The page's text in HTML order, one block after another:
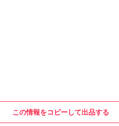
この情報をコピーして出品する